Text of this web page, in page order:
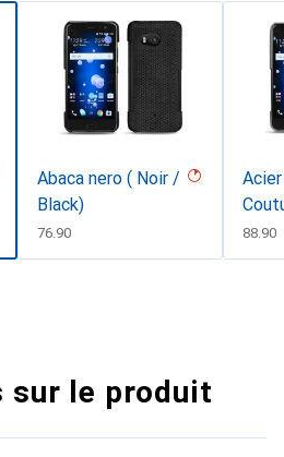
Abaca nero ( Noir /
Black)
CHF
76.90 CHF
88.90
sur le produit